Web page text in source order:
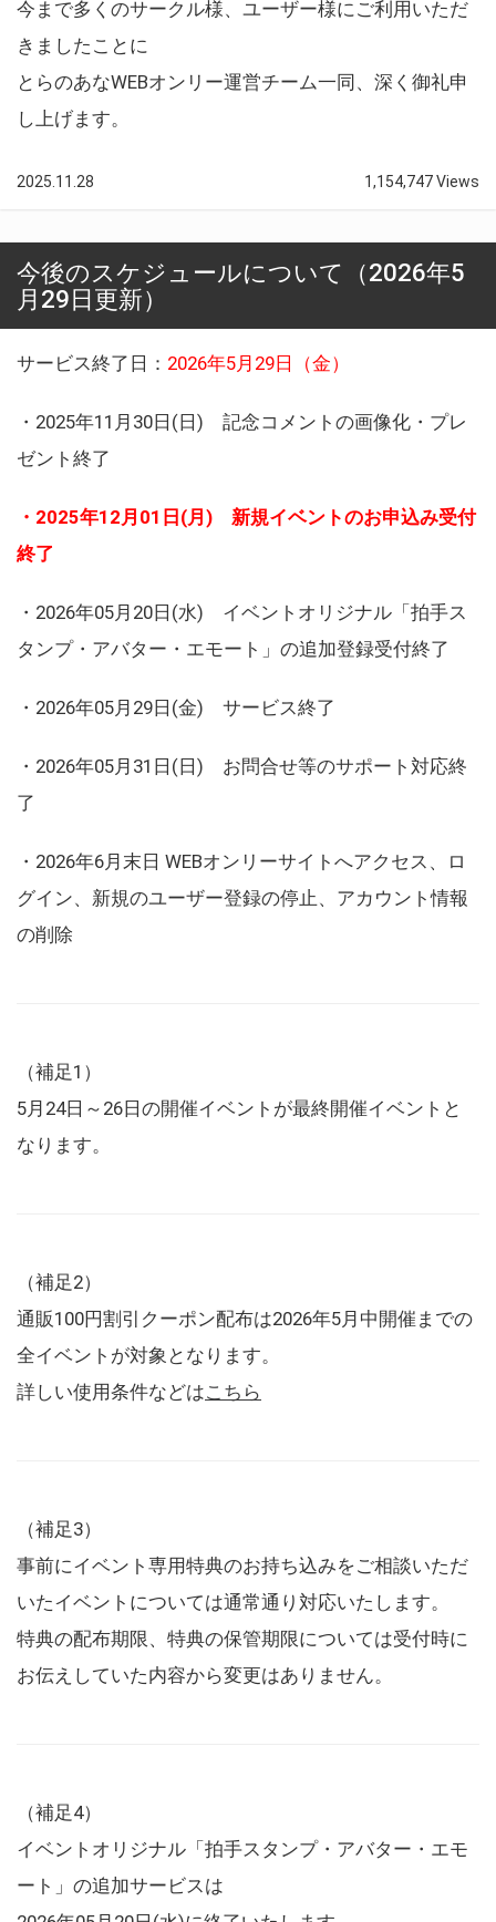
今まで多くのサークル様、ユーザー様にご利用いただ
きましたことに
とらのあなWEBオンリー運営チーム一同、深く御礼申
し上げます。
2025.11.28 1,154,747 Views
今後のスケジュールについて（2026年5
月29日更新）
サービス終了日： 2026年5月29日（金）
・2025年11月30日(日) 記念コメントの画像化・プレ
ゼント終了
・2025年12月01日(月) 新規イベントのお申込み受付
終了
・2026年05月20日(水) イベントオリジナル「拍手ス
タンプ・アバター・エモート」の追加登録受付終了
・2026年05月29日(金) サービス終了
・2026年05月31日(日) お問合せ等のサポート対応終
了
・2026年6月末日 WEBオンリーサイトへアクセス、ロ
グイン、新規のユーザー登録の停止、アカウント情報
の削除
（補足1）
5月24日～26日の開催イベントが最終開催イベントと
なります。
（補足2）
通販100円割引クーポン配布は2026年5月中開催までの
全イベントが対象となります。
詳しい使用条件などはこちら
（補足3）
事前にイベント専用特典のお持ち込みをご相談いただ
いたイベントについては通常通り対応いたします。
特典の配布期限、特典の保管期限については受付時に
お伝えしていた内容から変更はありません。
（補足4）
イベントオリジナル「拍手スタンプ・アバター・エモ
ート」の追加サービスは